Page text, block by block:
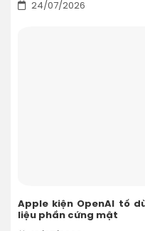
24/07/2026
Apple kiện OpenAI tố
liệu phần cứng mật